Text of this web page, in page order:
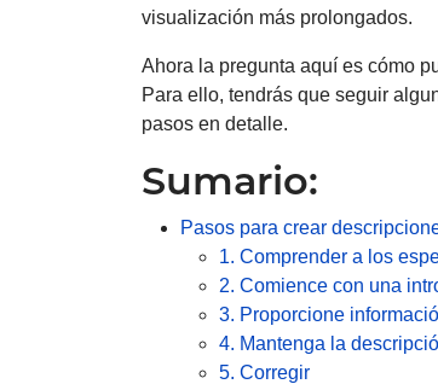
visualización más prolongados.
Ahora la pregunta aquí es cómo
Para ello, tendrás que seguir
pasos en detalle.
Sumario:
Pasos para crear
1. Comprender a los
2. Comience con una
3. Proporcione
4. Mantenga la
5. Corregir